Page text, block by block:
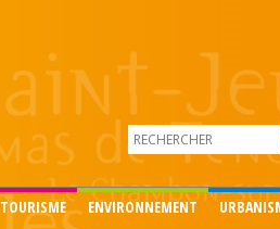
TOURISME ENVIRONNEMENT